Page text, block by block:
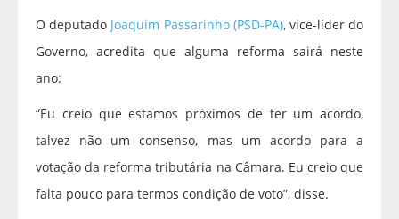
O deputado Joaquim Passarinho (PSD-PA), vice-líder do
Governo, acredita que alguma reforma sairá neste
ano:
“Eu creio que estamos próximos de ter um acordo,
talvez não um consenso, mas um acordo para a
votação da reforma tributária na Câmara. Eu creio que
falta pouco para termos condição de voto”, disse.